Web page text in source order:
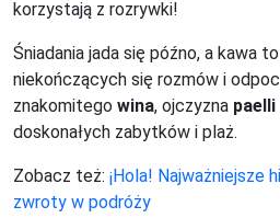
korzystają z rozrywki!
Śniadania jada się późno, a kawa
niekończących się rozmów i
znakomitego wina, ojczyzna paelli
doskonałych zabytków i plaż.
Zobacz też: ¡Hola! Najważniejsze
zwroty w podróży